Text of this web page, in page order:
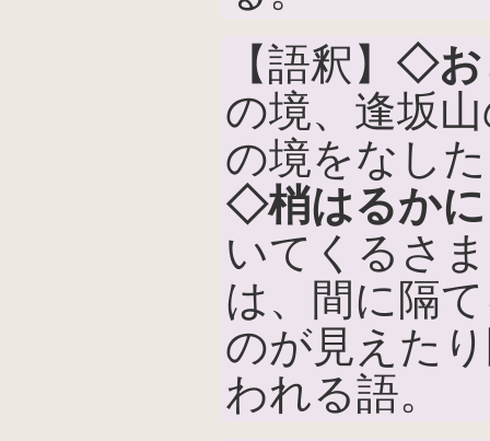
【語釈】 ◇お
の境、逢坂
の境をなし
◇梢はるかに
いてくるさ
は、間に隔
のが見えた
われる語。